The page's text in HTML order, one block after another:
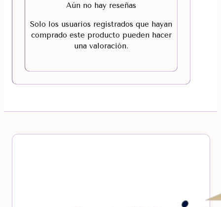
Aún no hay reseñas
Solo los usuarios registrados que hayan
comprado este producto pueden hacer
una valoración.